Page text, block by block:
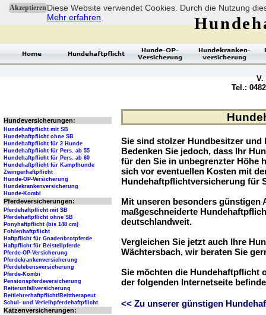
AkzeptierenDiese Website verwendet Cookies. Durch die Nutzung
Mehr erfahren
Sie sind stolzer Hundbesitzer und
Bedenken Sie jedoch, dass Ihr
für den Sie in unbegrenzter Höhe
sich vor eventuellen Kosten mit
Hundehaftpflichtversicherung für
Mit unseren besonders günstigen
maßgeschneiderte
deutschlandweit.
Vergleichen Sie jetzt auch Ihre
Wächtersbach, wir beraten Sie
Sie möchten die Hundehaftpflicht
der folgenden Internetseite
<< Zu unserer günstigen
V.
Tel.:
Hundeversicherungen:
Hundehaftpflicht mit SB
Hundehaftpflicht ohne SB
Hundehaftpflicht für 2 Hunde
Hundehaftpflicht für Pers. ab 55
Hundehaftpflicht für Pers. ab 60
Hundehaftpflicht für Kampfhunde
Zwingerhaftpflicht
Hunde-OP-Versicherung
Hundekrankenversicherung
Hunde-Kombi
Pferdeversicherungen:
Pferdehaftpflicht mit SB
Pferdehaftpflicht ohne SB
Ponyhaftpflicht (bis 148 cm)
Fohlenhaftpflicht
Haftpflicht für Gnadenbrotpferde
Haftpflicht für Beistellpferde
Pferde-OP-Versicherung
Pferdekrankenversicherung
Pferdelebensversicherung
Pferde-Kombi
Pensionspferdeversicherung
Reiterunfallversicherung
Reitlehrerhaftpflicht/Reittherapeut
Schul- und Verleihpferdehaftpflicht
Katzenversicherungen: